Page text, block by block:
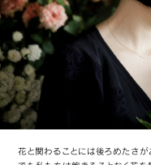
花と関わることには後ろめたさが